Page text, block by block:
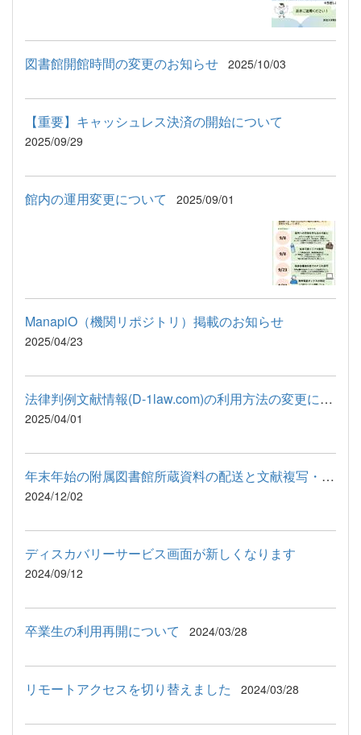
図書館開館時間の変更のお知らせ 2025/10/03
【重要】キャッシュレス決済の開始について
2025/09/29
館内の運用変更について 2025/09/01
ManapiO（機関リポジトリ）掲載のお知らせ
2025/04/23
法律判例文献情報(D-1law.com)の利用方法の変更について
2025/04/01
年末年始の附属図書館所蔵資料の配送と文献複写・現物貸借について
2024/12/02
ディスカバリーサービス画面が新しくなります
2024/09/12
卒業生の利用再開について 2024/03/28
リモートアクセスを切り替えました 2024/03/28